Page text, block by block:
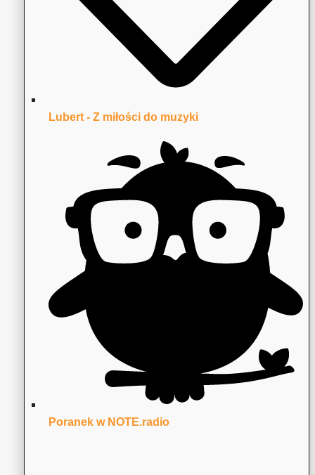
Lubert - Z miłości do muzyki
Poranek w NOTE.radio